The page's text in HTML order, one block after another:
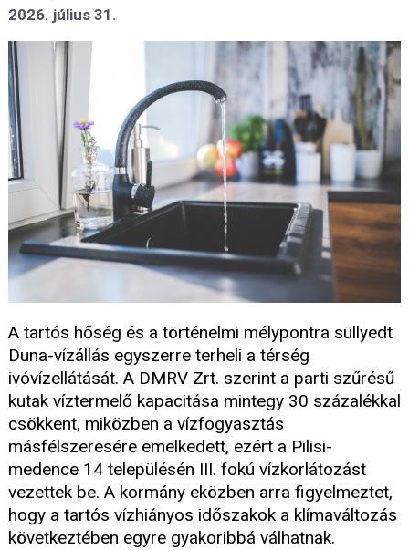
2026. július 31.
A tartós hőség és a történelmi mélypontra süllyedt
Duna-vízállás egyszerre terheli a térség
ivóvízellátását. A DMRV Zrt. szerint a parti szűrésű
kutak víztermelő kapacitása mintegy 30 százalékkal
csökkent, miközben a vízfogyasztás
másfélszeresére emelkedett, ezért a Pilisi-
medence 14 településén III. fokú vízkorlátozást
vezettek be. A kormány eközben arra figyelmeztet,
hogy a tartós vízhiányos időszakok a klímaváltozás
következtében egyre gyakoribbá válhatnak.